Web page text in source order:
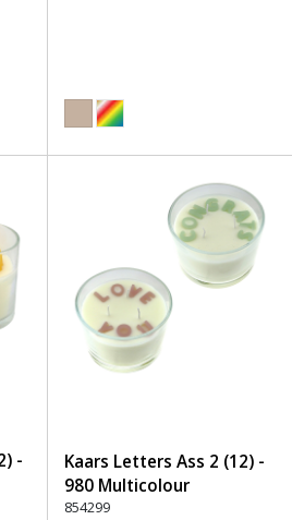
-
Kaars Letters Ass 2 (12) -
980 Multicolour
854299